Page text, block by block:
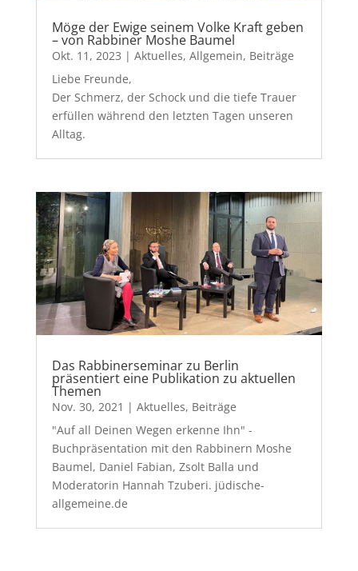
Möge der Ewige seinem Volke Kraft geben
– von Rabbiner Moshe Baumel
Okt. 11, 2023 | Aktuelles, Allgemein, Beiträge
Liebe Freunde,
Der Schmerz, der Schock und die tiefe Trauer
erfüllen während den letzten Tagen unseren
Alltag.
Das Rabbinerseminar zu Berlin
präsentiert eine Publikation zu aktuellen
Themen
Nov. 30, 2021 | Aktuelles, Beiträge
"Auf all Deinen Wegen erkenne Ihn" -
Buchpräsentation mit den Rabbinern Moshe
Baumel, Daniel Fabian, Zsolt Balla und
Moderatorin Hannah Tzuberi. jüdische-
allgemeine.de